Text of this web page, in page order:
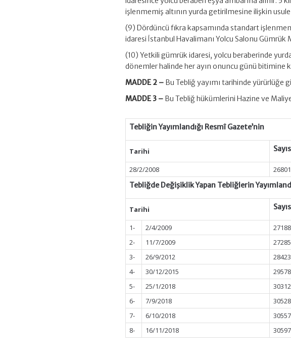
işlenmemiş altının yurda getirilmesine ilişkin
(9) Dördüncü fıkra kapsamında standart
idaresi İstanbul Havalimanı Yolcu Salonu Gümrük
(10) Yetkili gümrük idaresi, yolcu beraberinde
dönemler halinde her ayın onuncu günü bitimine
MADDE 2 – Bu Tebliğ yayımı tarihinde yürürlüğe
MADDE 3 – Bu Tebliğ hükümlerini Hazine ve
Tebliğin Yayımlandığı Resmî Gazete’nin
Tarihi
28/2/2008
26801
Tebliğde Değişiklik Yapan Tebliğlerin
Tarihi
1- 2/4/2009
27188
2-
11/7/2009
27285
3-
26/9/2012
28423
4-
30/12/2015
29578
5-
25/1/2018
30312
6-
7/9/2018
30528
7-
6/10/2018
30557
8-
16/11/2018 30597